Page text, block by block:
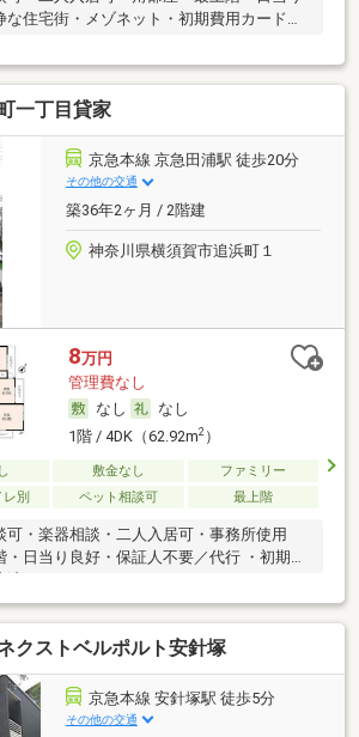
な住宅街・メゾネット・初期費用カード決
一丁目貸家
京急本線 京急田浦駅 徒歩20分
その他の交通
築36年2ヶ月 / 2階建
神奈川県横須賀市追浜町１
8万円
管理費なし
なし
なし
1階 / 4DK（62.92m2）
敷金なし
ファミリー
レ別
ペット相談可 最上階
可・楽器相談・二人入居可・事務所使用
・日当り良好・保証人不要／代行 ・初期費
可
クストベルポルト安針塚
京急本線 安針塚駅 徒歩5分
その他の交通